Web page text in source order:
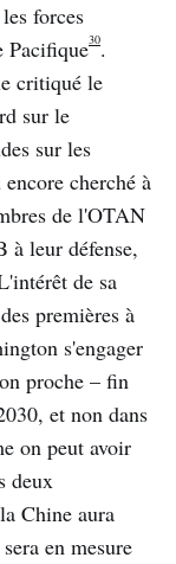
forces
Pacifique30.
critiqué le
sur le
sur les
cherché à
de l'OTAN
à leur défense,
de sa
premières à
s'engager
proche – fin
et non dans
on peut avoir
deux
Chine aura
en mesure